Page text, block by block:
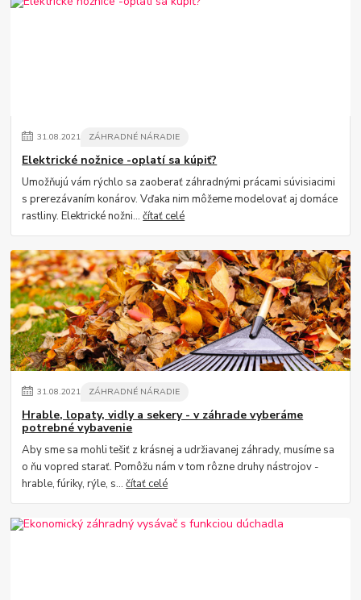
31.08.2021 ZÁHRADNÉ NÁRADIE
Elektrické nožnice -oplatí sa kúpiť?
Umožňujú vám rýchlo sa zaoberať záhradnými prácami súvisiacimi
s prerezávaním konárov. Vďaka nim môžeme modelovať aj domáce
rastliny. Elektrické nožni...čítať celé
31.08.2021 ZÁHRADNÉ NÁRADIE
Hrable, lopaty, vidly a sekery - v záhrade vyberáme
potrebné vybavenie
Aby sme sa mohli tešiť z krásnej a udržiavanej záhrady, musíme sa
o ňu vopred starať. Pomôžu nám v tom rôzne druhy nástrojov -
hrable, fúriky, rýle, s...čítať celé